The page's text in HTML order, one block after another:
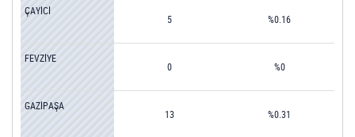
ÇAYİCİ
5 %0.16
FEVZİYE
0 %0
GAZİPAŞA
13 %0.31